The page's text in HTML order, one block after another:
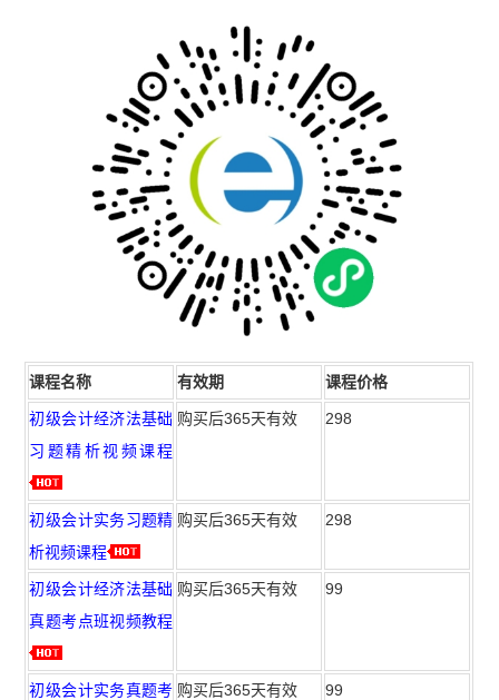
课程名称 有效期 课程价格
初级会计经济法基础
习题精析视频课程
购买后365天有效 298
初级会计实务习题精
析视频课程
购买后365天有效 298
初级会计经济法基础
真题考点班视频教程
购买后365天有效 99
初级会计实务真题考 购买后365天有效 99